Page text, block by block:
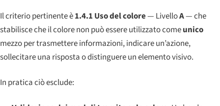
Il criterio pertinente è1.4.1 Uso del colore— LivelloA— che
stabilisce che il colore non può essere utilizzato comeunico
mezzo per trasmettere informazioni, indicare un’azione,
sollecitare una risposta o distinguere un elemento visivo.
In pratica ciò esclude: